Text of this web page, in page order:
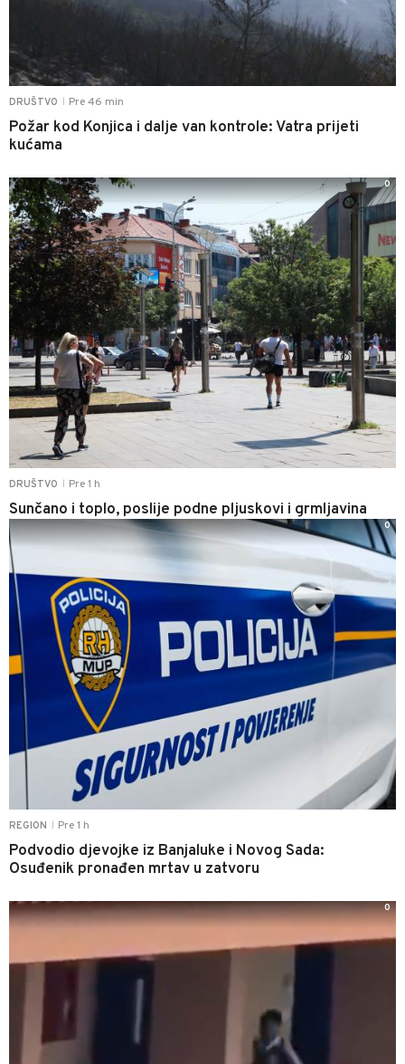
DRUŠTVO Pre 46 min
Požar kod Konjica i dalje van kontrole: Vatra prijeti
kućama
DRUŠTVO Pre 1 h
Sunčano i toplo, poslije podne pljuskovi i grmljavina
0
REGION Pre 1 h
Podvodio djevojke iz Banjaluke i Novog Sada:
Osuđenik pronađen mrtav u zatvoru
0
0